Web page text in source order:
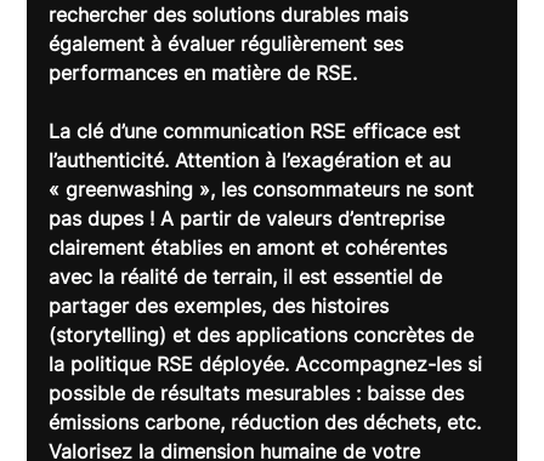
rechercher des solutions durables mais
également à évaluer régulièrement ses
performances en matière de RSE.
La clé d’une communication RSE efficace est
l’authenticité. Attention à l’exagération et au
« greenwashing », les consommateurs ne sont
pas dupes ! A partir de valeurs d’entreprise
clairement établies en amont et cohérentes
avec la réalité de terrain, il est essentiel de
partager des exemples, des histoires
(storytelling) et des applications concrètes de
la politique RSE déployée. Accompagnez-les si
possible de résultats mesurables : baisse des
émissions carbone, réduction des déchets, etc.
Valorisez la dimension humaine de votre